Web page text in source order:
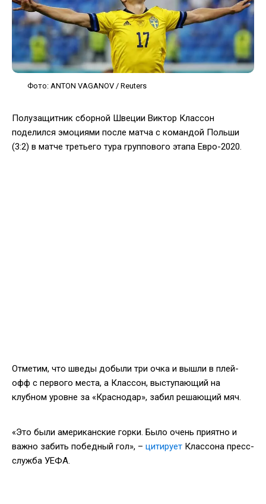
Фото: ANTON VAGANOV / Reuters
Полузащитник сборной Швеции Виктор Классон
поделился эмоциями после матча с командой Польши
(3:2) в матче третьего тура группового этапа Евро-2020.
Отметим, что шведы добыли три очка и вышли в плей-
офф с первого места, а Классон, выступающий на
клубном уровне за «Краснодар», забил решающий мяч.
«Это были американские горки. Было очень приятно и
важно забить победный гол», – цитирует Классона пресс-
служба УЕФА.